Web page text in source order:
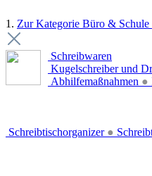
1. Zur Kategorie Büro & Schule
Schreibwaren
Kugelschreiber und
Abhilfemaßnahmen ●
Schreibtischorganizer ●